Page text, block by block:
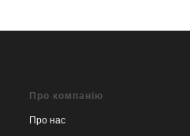
Про компанію
Про нас